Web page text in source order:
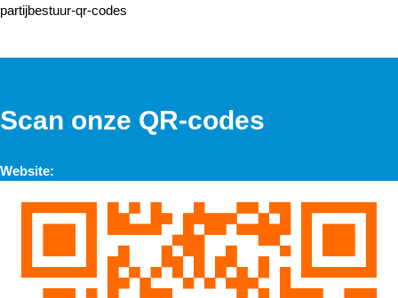
partijbestuur-qr-codes
Scan onze QR-codes
Website: